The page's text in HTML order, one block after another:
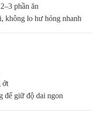
phần ăn
không lo hư hỏng nhanh
ớt
để giữ độ dai ngon